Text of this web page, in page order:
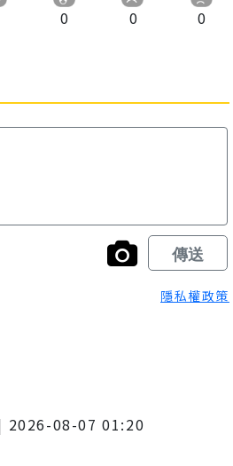
0 0 0
隱私權政策
2026-08-07 01:20